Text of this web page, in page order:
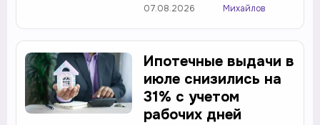
07.08.2026
Михайлов
Ипотечные выдачи в
июле снизились на
31% с учетом
рабочих дней